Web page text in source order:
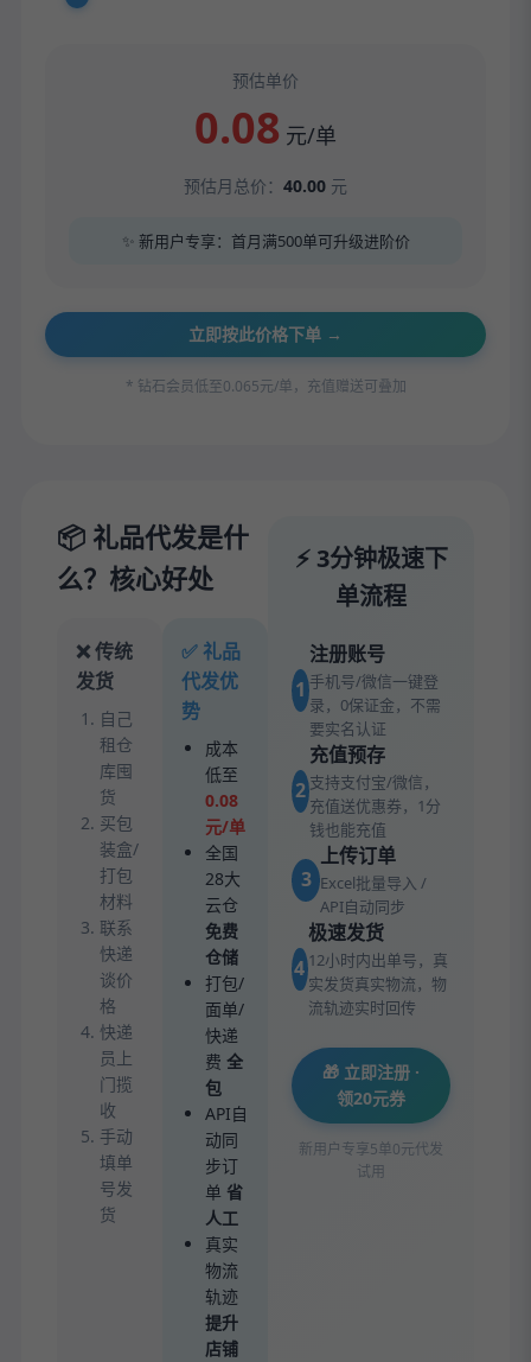
预估单价
0.08 元/单
预估月总价： 40.00 元
✨ 新用户专享：首月满500单可升级进阶价
立即按此价格下单 →
* 钻石会员低至0.065元/单，充值赠送可叠加
📦 礼品代发是什
么？核心好处
❌ 传统
发货
自己
租仓
库囤
货
买包
装盒/
打包
材料
联系
快递
谈价
格
快递
员上
门揽
收
手动
填单
号发
货
✅ 礼品
代发优
势
成本
低至
0.08
元/单
全国
28大
云仓
免费
仓储
打包/
面单/
快递
费全
包
API自
动同
步订
单省
人工
真实
物流
轨迹
提升
店铺
⚡ 3分钟极速下
单流程
1
注册账号
手机号/微信一键登
录，0保证金，不需
要实名认证
2
充值预存
支持支付宝/微信，
充值送优惠券，1分
钱也能充值
3
上传订单
Excel批量导入 /
API自动同步
4
极速发货
12小时内出单号，真
实发货真实物流，物
流轨迹实时回传
🎁 立即注册 ·
领20元券
新用户专享5单0元代发
试用